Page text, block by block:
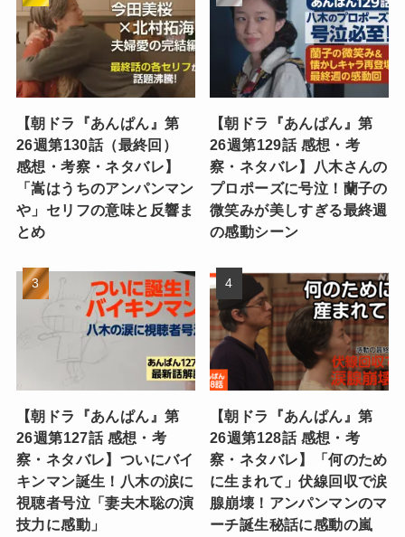
【朝ドラ『あんぱん』第
26週第130話（最終回）
感想・考察・ネタバレ】
「嵩はうちのアンパンマン
や」セリフの意味と反響ま
とめ
【朝ドラ『あんぱん』第
26週第129話 感想・考
察・ネタバレ】八木さんの
プロポーズに号泣！蘭子の
微笑みが美しすぎる最終週
の感動シーン
【朝ドラ『あんぱん』第
26週第127話 感想・考
察・ネタバレ】ついにバイ
キンマン誕生！八木の涙に
視聴者号泣「妻夫木聡の演
技力に感動」
【朝ドラ『あんぱん』第
26週第128話 感想・考
察・ネタバレ】「何のため
に生まれて」伏線回収で涙
腺崩壊！アンパンマンのマ
ーチ誕生秘話に感動の嵐